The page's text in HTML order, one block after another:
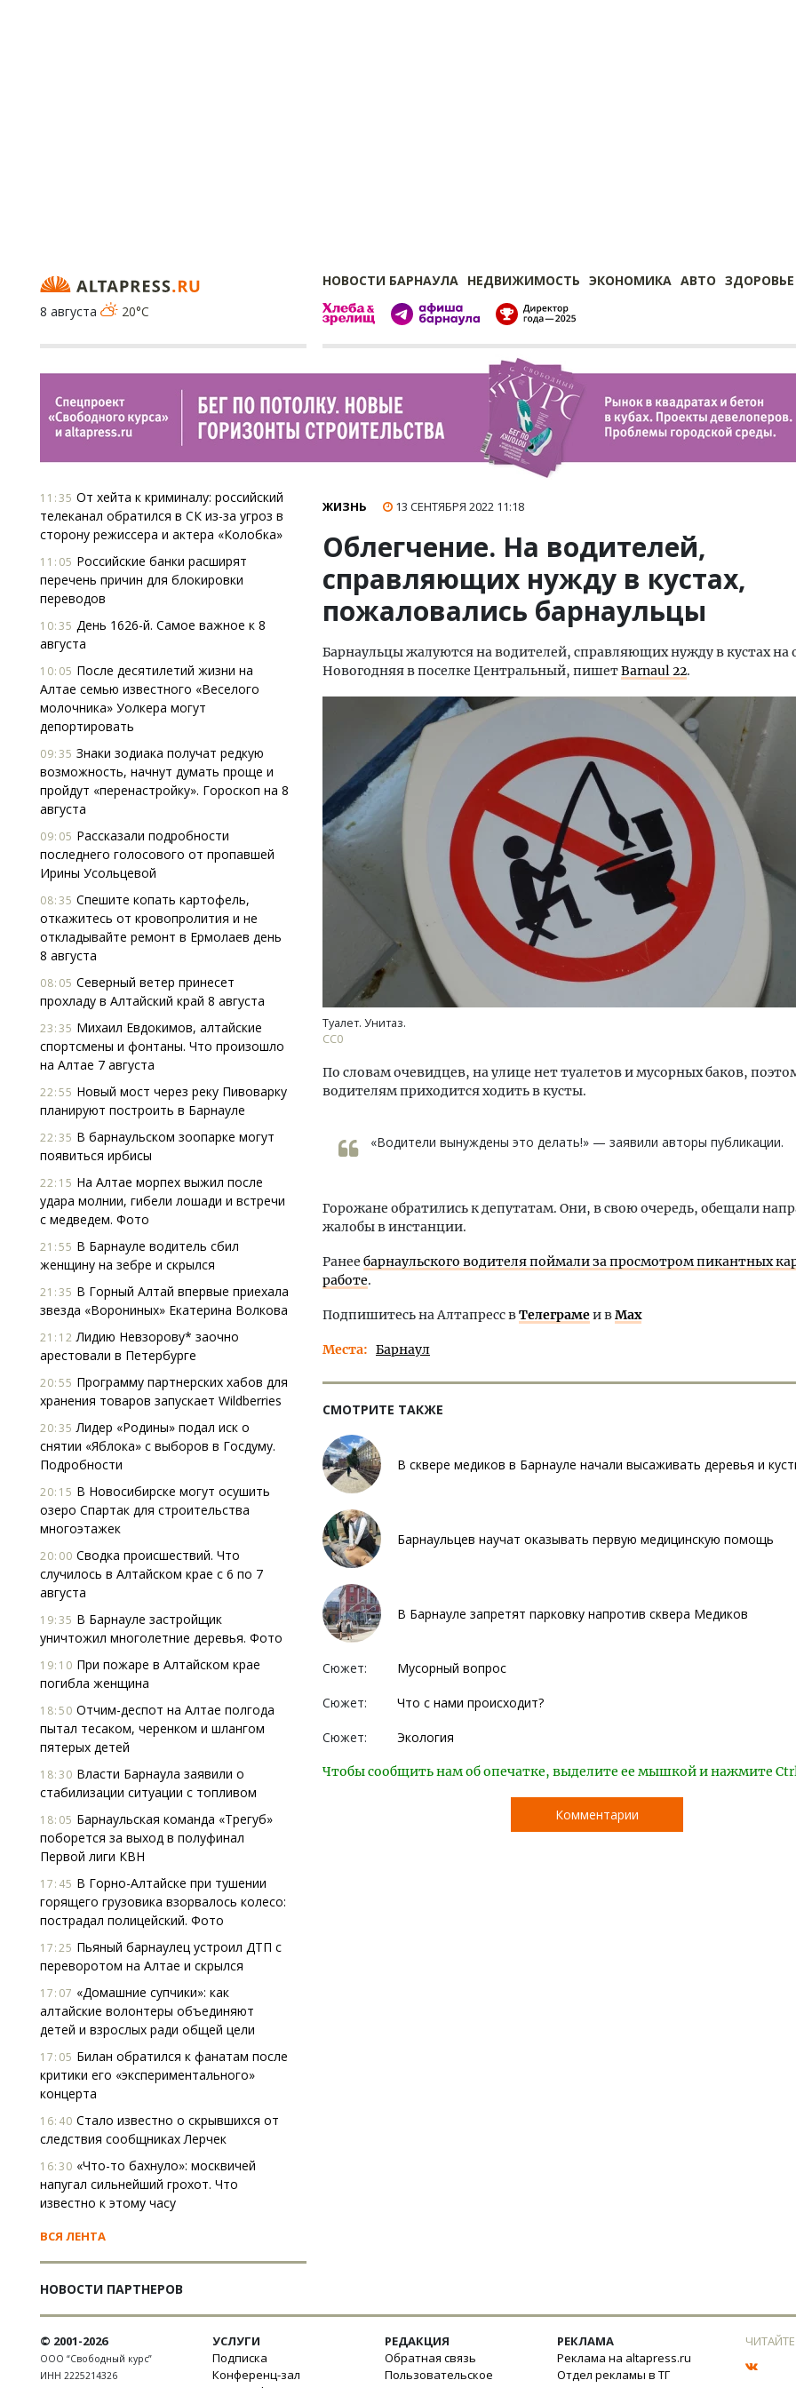
НОВОСТИ БАРНАУЛА НЕДВИЖИМОСТЬ ЭКОНОМИКА АВТО ЗДОРОВЬЕ
8 августа
20°C
11:35 От хейта к криминалу: российский
телеканал обратился в СК из-за угроз в
сторону режиссера и актера «Колобка»
11:05 Российские банки расширят
перечень причин для блокировки
переводов
10:35 День 1626-й. Самое важное к 8
августа
10:05 После десятилетий жизни на
Алтае семью известного «Веселого
молочника» Уолкера могут
депортировать
09:35 Знаки зодиака получат редкую
возможность, начнут думать проще и
пройдут «перенастройку». Гороскоп на 8
августа
09:05 Рассказали подробности
последнего голосового от пропавшей
Ирины Усольцевой
08:35 Спешите копать картофель,
откажитесь от кровопролития и не
откладывайте ремонт в Ермолаев день
8 августа
08:05 Северный ветер принесет
прохладу в Алтайский край 8 августа
23:35 Михаил Евдокимов, алтайские
спортсмены и фонтаны. Что произошло
на Алтае 7 августа
22:55 Новый мост через реку Пивоварку
планируют построить в Барнауле
22:35 В барнаульском зоопарке могут
появиться ирбисы
22:15 На Алтае морпех выжил после
удара молнии, гибели лошади и встречи
с медведем. Фото
21:55 В Барнауле водитель сбил
женщину на зебре и скрылся
21:35 В Горный Алтай впервые приехала
звезда «Ворониных» Екатерина Волкова
21:12 Лидию Невзорову* заочно
арестовали в Петербурге
20:55 Программу партнерских хабов для
хранения товаров запускает Wildberries
20:35 Лидер «Родины» подал иск о
снятии «Яблока» с выборов в Госдуму.
Подробности
20:15 В Новосибирске могут осушить
озеро Спартак для строительства
многоэтажек
20:00 Сводка происшествий. Что
случилось в Алтайском крае с 6 по 7
августа
19:35 В Барнауле застройщик
уничтожил многолетние деревья. Фото
19:10 При пожаре в Алтайском крае
погибла женщина
18:50 Отчим-деспот на Алтае полгода
пытал тесаком, черенком и шлангом
пятерых детей
18:30 Власти Барнаула заявили о
стабилизации ситуации с топливом
18:05 Барнаульская команда «Трегуб»
поборется за выход в полуфинал
Первой лиги КВН
17:45 В Горно-Алтайске при тушении
горящего грузовика взорвалось колесо:
пострадал полицейский. Фото
17:25 Пьяный барнаулец устроил ДТП с
переворотом на Алтае и скрылся
17:07 «Домашние супчики»: как
алтайские волонтеры объединяют
детей и взрослых ради общей цели
17:05 Билан обратился к фанатам после
критики его «экспериментального»
концерта
16:40 Стало известно о скрывшихся от
следствия сообщниках Лерчек
16:30 «Что-то бахнуло»: москвичей
напугал сильнейший грохот. Что
известно к этому часу
ВСЯ ЛЕНТА
НОВОСТИ ПАРТНЕРОВ
ЖИЗНЬ 13 СЕНТЯБРЯ 2022 11:18
Облегчение. На водителей,
справляющих нужду в кустах,
пожаловались барнаульцы
Барнаульцы жалуются на водителей, справляющих нужду в кустах на
Новогодняя в поселке Центральный, пишетBarnaul 22.
Туалет. Унитаз.
CC0
По словам очевидцев, на улице нет туалетов и мусорных баков,
водителям приходится ходить в кусты.
«Водители вынуждены это делать!» — заявили авторы публикации.
Горожане обратились к депутатам. Они, в свою очередь, обещали
жалобы в инстанции.
Ранее барнаульского водителя поймали за просмотром пикантных
работе.
Подпишитесь на Алтапресс вТелеграмеи вMax
Места Барнаул
СМОТРИТЕ ТАКЖЕ
В сквере медиков в Барнауле начали высаживать деревья и
Барнаульцев научат оказывать первую медицинскую помощь
В Барнауле запретят парковку напротив сквера Медиков
Сюжет: Мусорный вопрос
Сюжет: Что с нами происходит?
Сюжет: Экология
Чтобы сообщить нам об опечатке, выделите ее мышкой и нажмите
Комментарии
Архитектурный код начинается с
земли. Мощение крупноформатными
плитами становится новым
стандартом благоустройства
СТРОИТЕЛЬСТВО
Смелость архитектурных
Генеральный директор
ЗИАС — об эстетике
трендах в фасадах и
© 2001-2026
ООО “Свободный курс”
ИНН 2225214326
УСЛУГИ
Подписка
Конференц-зал
РЕДАКЦИЯ
Обратная связь
Пользовательское
РЕКЛАМА
Реклама на altapress.ru
Отдел рекламы в ТГ